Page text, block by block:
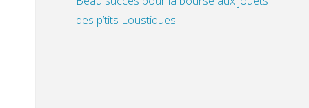
des p’tits Loustiques